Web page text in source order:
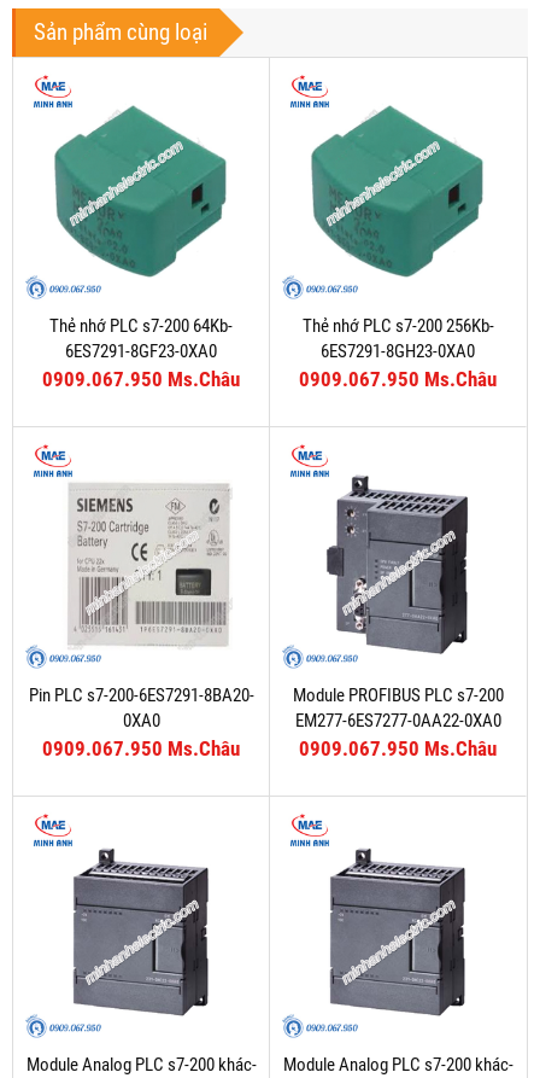
Sản phẩm cùng loại
Thẻ nhớ PLC s7-200 64Kb-
6ES7291-8GF23-0XA0
0909.067.950 Ms.Châu
Thẻ nhớ PLC s7-200 256Kb-
6ES7291-8GH23-0XA0
0909.067.950 Ms.Châu
Pin PLC s7-200-6ES7291-8BA20-
0XA0
0909.067.950 Ms.Châu
Module PROFIBUS PLC s7-200
EM277-6ES7277-0AA22-0XA0
0909.067.950 Ms.Châu
Module Analog PLC s7-200 khác-
Module Analog PLC s7-200 khác-